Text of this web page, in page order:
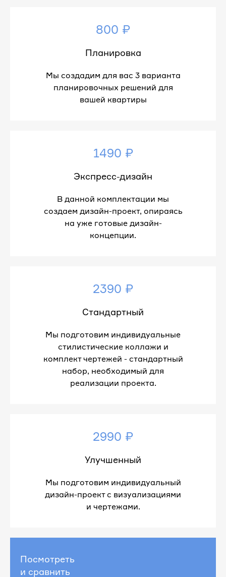
800 ₽
Планировка
Мы создадим для вас 3 варианта
планировочных решений для
вашей квартиры
1490 ₽
Экспресс-дизайн
В данной комплектации мы
создаем дизайн-проект, опираясь
на уже готовые дизайн-
концепции.
2390 ₽
Стандартный
Мы подготовим индивидуальные
стилистические коллажи и
комплект чертежей - стандартный
набор, необходимый для
реализации проекта.
2990 ₽
Улучшенный
Мы подготовим индивидуальный
дизайн-проект с визуализациями
и чертежами.
Посмотреть
и сравнить